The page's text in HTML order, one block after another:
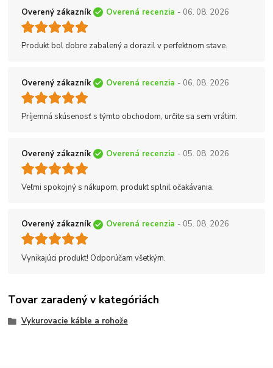
Overený zákazník Overená recenzia - 06. 08. 2026
Produkt bol dobre zabalený a dorazil v perfektnom stave.
Overený zákazník Overená recenzia - 06. 08. 2026
Príjemná skúsenosť s týmto obchodom, určite sa sem vrátim.
Overený zákazník Overená recenzia - 05. 08. 2026
Veľmi spokojný s nákupom, produkt splnil očakávania.
Overený zákazník Overená recenzia - 05. 08. 2026
Vynikajúci produkt! Odporúčam všetkým.
Tovar zaradený v kategóriách
Vykurovacie káble a rohože